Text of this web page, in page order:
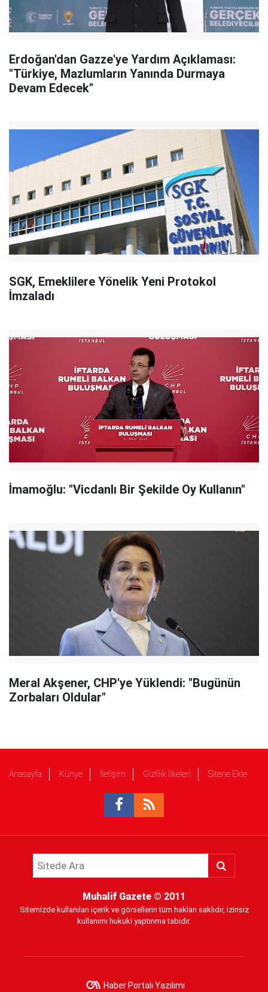
Erdoğan'dan Gazze'ye Yardım Açıklaması:
"Türkiye, Mazlumların Yanında Durmaya
Devam Edecek"
SGK, Emeklilere Yönelik Yeni Protokol
İmzaladı
İmamoğlu: "Vicdanlı Bir Şekilde Oy Kullanın"
Meral Akşener, CHP'ye Yüklendi: "Bugünün
Zorbaları Oldular"
Anasayfa Künye İletişim Gizlilik İlkeleri Sitene Ekle
Muhalif Gazete © 2011
Sitemizde kullanılan içerik ve görsellerin tüm hakları saklıdır, izinsiz
kullanımı hukuki yaptırıma tabidir.
Haber Portalı Yazılımı